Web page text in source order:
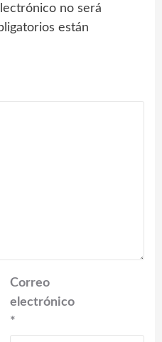
no será
están
Correo
electrónico
*